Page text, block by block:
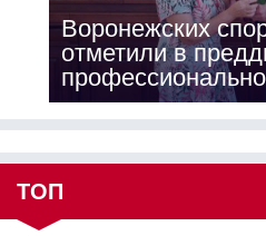
Воронежских
отметили в
ТОП